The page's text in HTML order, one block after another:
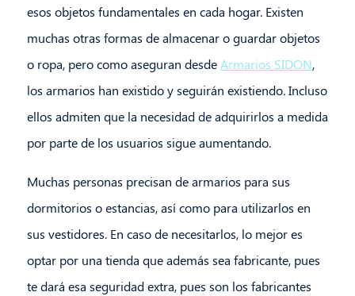
esos objetos fundamentales en cada hogar. Existen
muchas otras formas de almacenar o guardar objetos
o ropa, pero como aseguran desdeArmarios SIDON,
los armarios han existido y seguirán existiendo. Incluso
ellos admiten que la necesidad de adquirirlos a medida
por parte de los usuarios sigue aumentando.
Muchas personas precisan de armarios para sus
dormitorios o estancias, así como para utilizarlos en
sus vestidores. En caso de necesitarlos, lo mejor es
optar por una tienda que además sea fabricante, pues
te dará esa seguridad extra, pues son los fabricantes